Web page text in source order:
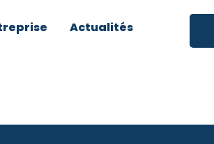
Actualités